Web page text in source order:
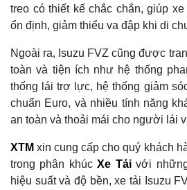
treo có thiết kế chắc chắn, giúp
ổn định, giảm thiểu va đập khi di
Ngoài ra, Isuzu FVZ cũng được
toàn và tiện ích như hệ thống
thống lái trợ lực, hệ thống giảm
chuẩn Euro, và nhiều tính năng
an toàn và thoải mái cho người lái
XTM xin cung cấp cho quý khách
trong phân khúcXe Tảivới
hiệu suất và độ bền, xe tải Isuzu